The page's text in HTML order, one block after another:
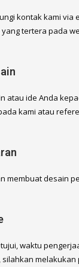
kontak kami via
tertera pada
atau ide Anda
kami atau
membuat desain
waktu
melakukan